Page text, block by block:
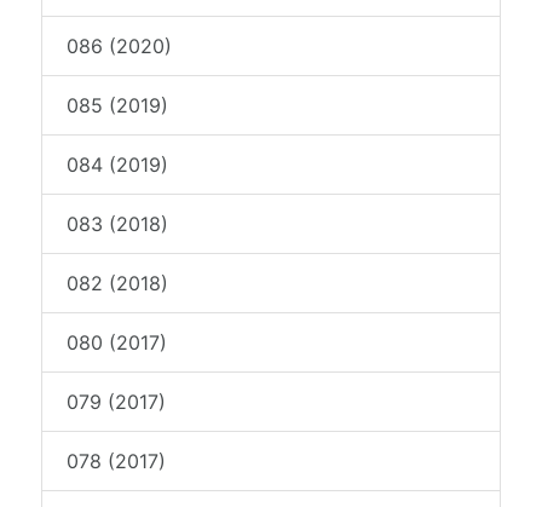
086 (2020)
085 (2019)
084 (2019)
083 (2018)
082 (2018)
080 (2017)
079 (2017)
078 (2017)